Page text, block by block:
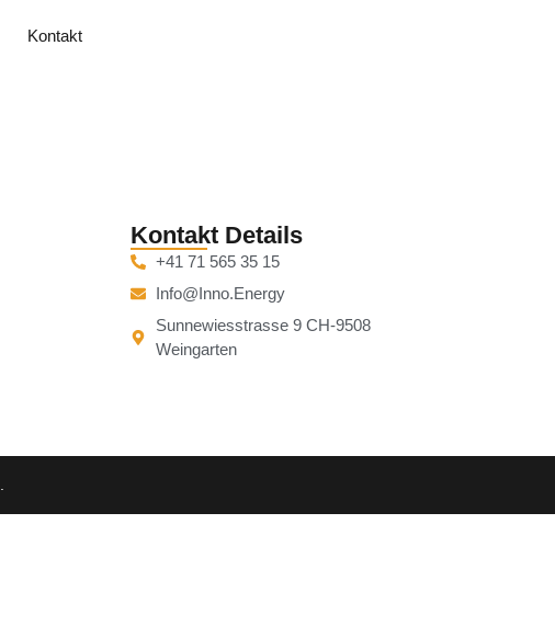
Kontakt
Kontakt Details
+41 71 565 35 15
Info@inno.energy
Sunnewiesstrasse 9 CH-9508
Weingarten